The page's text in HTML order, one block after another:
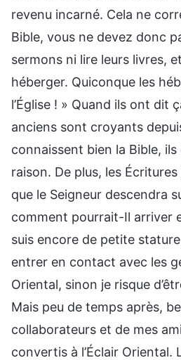
revenu incarné. Cela ne
Bible, vous ne devez donc
sermons ni lire leurs livres,
héberger. Quiconque les
l’Église ! » Quand ils ont dit
anciens sont croyants
connaissent bien la Bible,
raison. De plus, les
que le Seigneur descendra
comment pourrait-Il arriver
suis encore de petite
entrer en contact avec les
Oriental, sinon je risque
Mais peu de temps après,
collaborateurs et de mes
convertis à l’Éclair Oriental.